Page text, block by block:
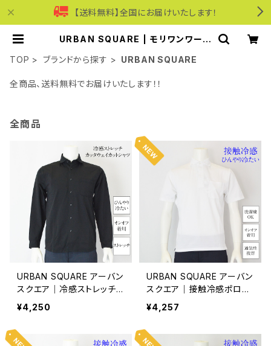
【送料無料】全国にお届けいたします！
URBAN SQUARE | モリワンワール
ュアル
TOP ブランドから探す URBAN SQUARE
全商品、送料無料でお届けいたします！！
全商品
URBAN SQUARE アーバン
スクエア｜冷感ストレッチカ
ッタウェイカットシャツ｜オ
ンオフ着用 メンズ 35316 ブ
¥4,250
URBAN SQUARE アーバン
スクエア｜接触冷感ポロシ
ャツ｜遮熱冷感 洗濯機OK
イージーケア オンオフ着用
¥4,257